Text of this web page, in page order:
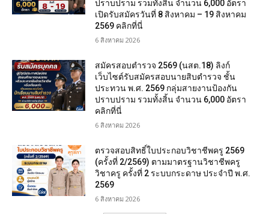
ปราบปราม รวมทั้งสิ้น จำนวน 6,000 อัตรา
เปิดรับสมัครวันที่ 8 สิงหาคม – 19 สิงหาคม
2569 คลิกที่นี่
6 สิงหาคม 2026
สมัครสอบตํารวจ 2569 (นสต.18) ลิงก์
เว็บไซต์รับสมัครสอบนายสิบตำรวจ ชั้น
ประทวน พ.ศ. 2569 กลุ่มสายงานป้องกัน
ปราบปราม รวมทั้งสิ้น จำนวน 6,000 อัตรา
คลิกที่นี่
6 สิงหาคม 2026
ตรวจสอบสิทธิ์ใบประกอบวิชาชีพครู 2569
(ครั้งที่ 2/2569) ตามมาตรฐานวิชาชีพครู
วิชาครู ครั้งที่ 2 ระบบกระดาษ ประจำปี พ.ศ.
2569
6 สิงหาคม 2026